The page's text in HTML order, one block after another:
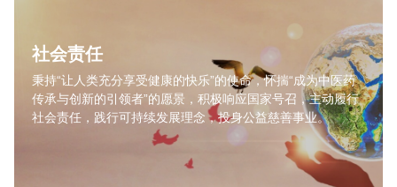
社会责任
秉持“让人类充分享受健康的快乐”的使命，怀揣“成为中医药
传承与创新的引领者”的愿景，积极响应国家号召，主动履行
社会责任，践行可持续发展理念，投身公益慈善事业。